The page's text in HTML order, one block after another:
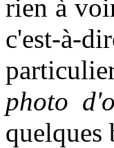
rien à
c'est-à-
photo